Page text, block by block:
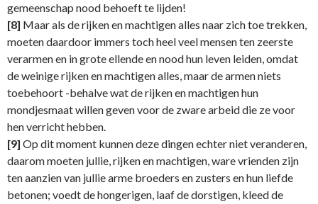
gemeenschap nood behoeft te lijden!
[8] Maar als de rijken en machtigen alles naar zich toe trekken,
moeten daardoor immers toch heel veel mensen ten zeerste
verarmen en in grote ellende en nood hun leven leiden, omdat
de weinige rijken en machtigen alles, maar de armen niets
toebehoort -behalve wat de rijken en machtigen hun
mondjesmaat willen geven voor de zware arbeid die ze voor
hen verricht hebben.
[9] Op dit moment kunnen deze dingen echter niet veranderen,
daarom moeten jullie, rijken en machtigen, ware vrienden zijn
ten aanzien van jullie arme broeders en zusters en hun liefde
betonen; voedt de hongerigen, laaf de dorstigen, kleed de